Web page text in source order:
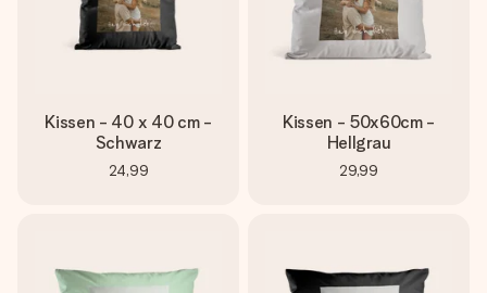
Kissen - 40 x 40 cm -
Schwarz
24,99
Kissen - 50x60cm -
Hellgrau
29,99